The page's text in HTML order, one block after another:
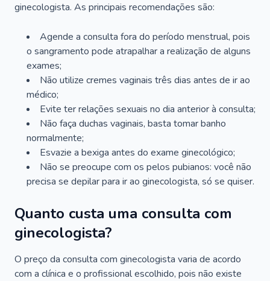
ginecologista. As principais recomendações são:
Agende a consulta fora do período menstrual, pois
o sangramento pode atrapalhar a realização de alguns
exames;
Não utilize cremes vaginais três dias antes de ir ao
médico;
Evite ter relações sexuais no dia anterior à consulta;
Não faça duchas vaginais, basta tomar banho
normalmente;
Esvazie a bexiga antes do exame ginecológico;
Não se preocupe com os pelos pubianos: você não
precisa se depilar para ir ao ginecologista, só se quiser.
Quanto custa uma consulta com
ginecologista?
O preço da consulta com ginecologista varia de acordo
com a clínica e o profissional escolhido, pois não existe